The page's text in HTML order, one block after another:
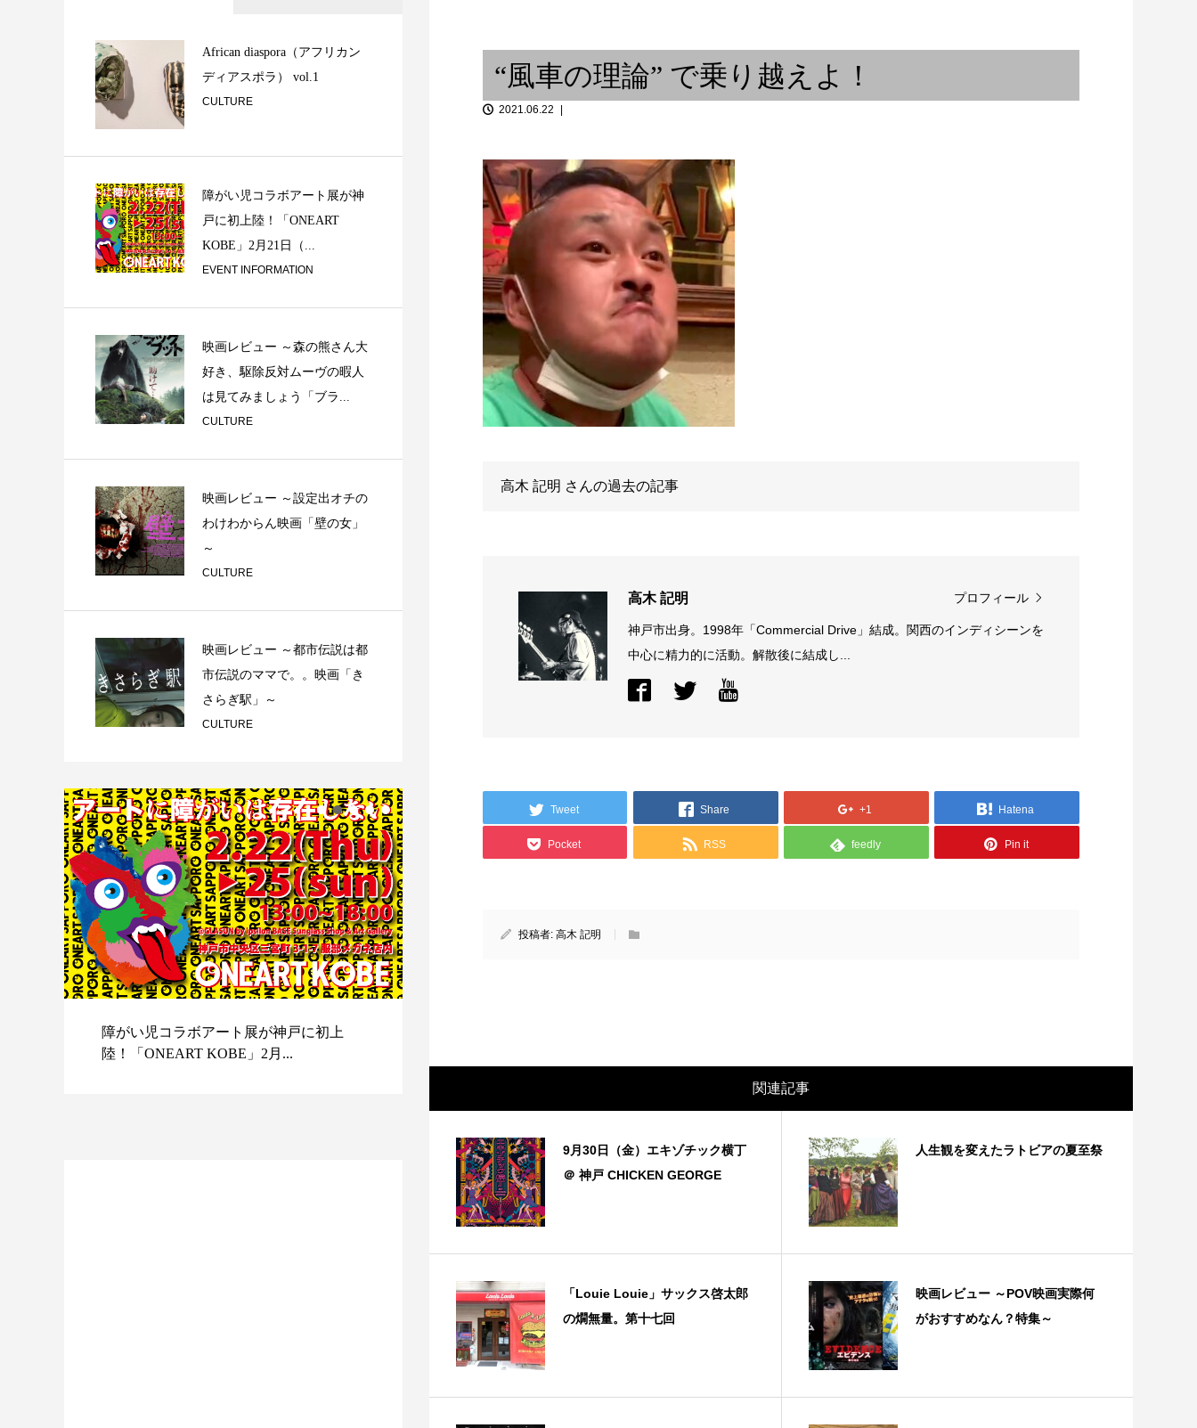
カッショニスト / 打と...
だ
春の雨 夏の風物詩
舞子と二胡と六角堂
居の二〜打の三：『自分でやっ
てみよう！＠90年代。能...
“風車の理論” で乗り越えよ！
2021.06.22
高木 記明 さんの過去の記事
高木 記明 プロフィール
神戸市出身。1998年「Commercial Drive」結成。関西のインディシーンを
中心に精力的に活動。解散後に結成し...
Tweet Share +1 Hatena
Pocket RSS feedly Pin it
投稿者:高木 記明
関連記事
9月30日（金）エキゾチック横丁
＠ 神戸 CHICKEN GEORGE
人生観を変えたラトビアの夏至祭
「Louie Louie」サックス啓太郎
の燗無量。第十七回
映画レビュー ～POV映画実際何
がおすすめなん？特集～
African diaspora（アフリカン
ディアスポラ） vol.1
CULTURE
障がい児コラボアート展が神
戸に初上陸！「ONEART
KOBE」2月21日（...
EVENT INFORMATION
映画レビュー ～森の熊さん大
好き、駆除反対ムーヴの暇人
は見てみましょう「ブラ...
CULTURE
映画レビュー ～設定出オチの
わけわからん映画「壁の女」
～
CULTURE
映画レビュー ～都市伝説は都
市伝説のママで。。映画「き
さらぎ駅」～
CULTURE
障がい児コラボアート展が神戸に初上
陸！「ONEART KOBE」2月...
映画レビュー ～森の熊さん大好き、駆除
映画レビュー ～設定出オチのわけわから
ん映画「壁の女」～
映画レビュ